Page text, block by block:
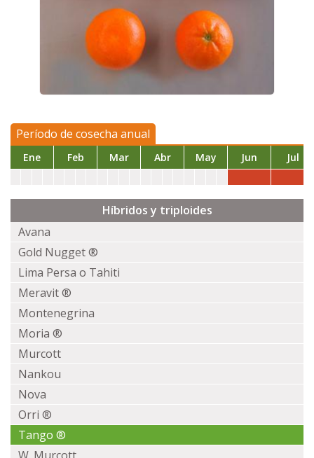
Período de cosecha anual
Ene Feb Mar Abr May Jun Jul
Híbridos y triploides
Avana
Gold Nugget ®
Lima Persa o Tahiti
Meravit ®
Montenegrina
Moria ®
Murcott
Nankou
Nova
Orri ®
Tango ®